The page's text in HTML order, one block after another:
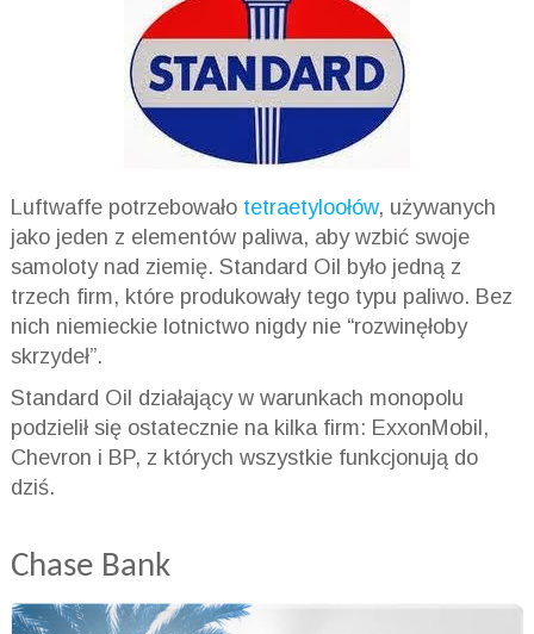
Luftwaffe potrzebowało tetraetyloołów, używanych
jako jeden z elementów paliwa, aby wzbić swoje
samoloty nad ziemię. Standard Oil było jedną z
trzech firm, które produkowały tego typu paliwo. Bez
nich niemieckie lotnictwo nigdy nie “rozwinęłoby
skrzydeł”.
Standard Oil działający w warunkach monopolu
podzielił się ostatecznie na kilka firm: ExxonMobil,
Chevron i BP, z których wszystkie funkcjonują do
dziś.
Chase Bank